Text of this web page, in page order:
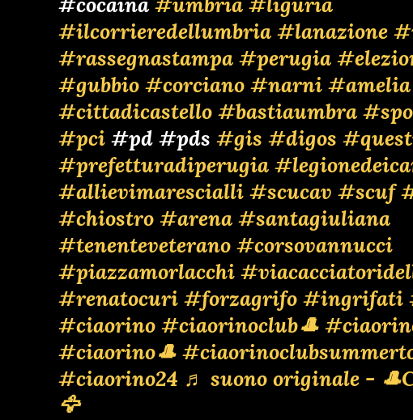
#ilcorrieredellumbria #lanazione
#rassegnastampa #perugia
#gubbio #corciano #narni #amelia
#cittadicastello #bastiaumbra
#pci #pd #pds #gis #digos
#prefetturadiperugia
#allievimarescialli #scucav #scuf
#chiostro #arena #santagiuliana
#tenenteveterano #corsovannucci
#piazzamorlacchi
#renatocuri #forzagrifo #ingrifati
#ciaorino #ciaorinoclub🎩
#ciaorino🎩
#ciaorino24 ♬ suono originale -
🦅